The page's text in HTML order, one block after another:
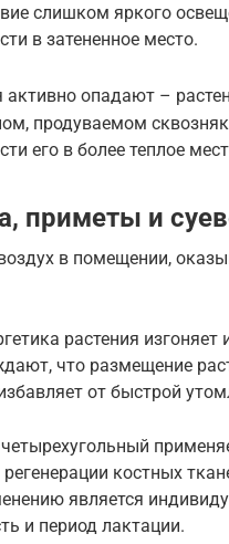
слишком яркого
в затененное место.
активно опадают –
продуваемом
его в более теплое
приметы и
в помещении,
растения
что размещение
от быстрой
костных
является
и период лактации.